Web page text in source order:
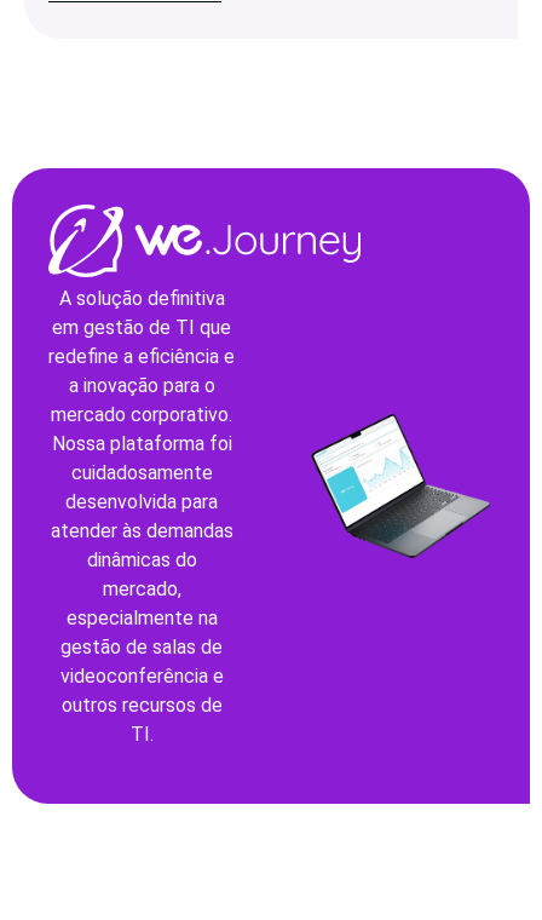
A solução definitiva
em gestão de TI que
redefine a eficiência e
a inovação para o
mercado corporativo.
Nossa plataforma foi
cuidadosamente
desenvolvida para
atender às demandas
dinâmicas do
mercado,
especialmente na
gestão de salas de
videoconferência e
outros recursos de
TI.